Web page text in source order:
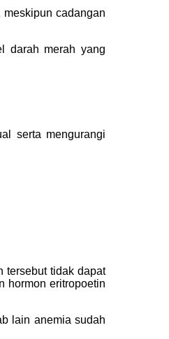
cadangan
darah merah yang
serta mengurangi
tersebut tidak dapat
hormon eritropoetin
lain anemia sudah